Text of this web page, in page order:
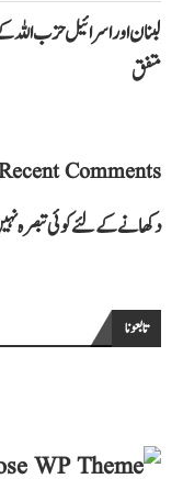
لبنان اور اسرائیل حزب
متفق
Comments
دکھانے کے لئے کوئی تبصرہ
تابعونا